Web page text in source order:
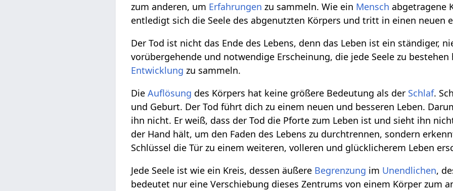
zum anderen, um Erfahrungen zu sammeln. Wie ein Mensch abgetragene
entledigt sich die Seele des abgenutzten Körpers und tritt in einen neuen
Der Tod ist nicht das Ende des Lebens, denn das Leben ist ein ständiger,
vorübergehende und notwendige Erscheinung, die jede Seele zu
Entwicklung zu sammeln.
DieAuflösung des Körpers hat keine größere Bedeutung als der Schlaf.
und Geburt. Der Tod führt dich zu einem neuen und besseren Leben.
ihn nicht. Er weiß, dass der Tod die Pforte zum Leben ist und sieht ihn
der Hand hält, um den Faden des Lebens zu durchtrennen, sondern
Schlüssel die Tür zu einem weiteren, volleren und glücklicherem Leben
Jede Seele ist wie ein Kreis, dessen äußere Begrenzung im Unendlichen,
bedeutet nur eine Verschiebung dieses Zentrums von einem Körper zum